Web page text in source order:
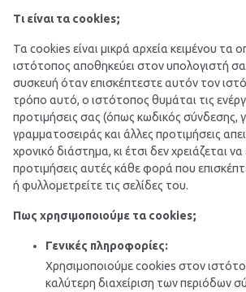
Τι είναι τα cookies;
Τα cookies είναι μικρά αρχεία κειμένου τα
ιστότοπος αποθηκεύει στον υπολογιστή
συσκευή όταν επισκέπτεστε αυτόν τον
τρόπο αυτό, ο ιστότοπος θυμάται τις
προτιμήσεις σας (όπως κωδικός σύνδεσης,
γραμματοσειράς και άλλες προτιμήσεις
χρονικό διάστημα, κι έτσι δεν χρειάζεται να
προτιμήσεις αυτές κάθε φορά που
ή φυλλομετρείτε τις σελίδες του.
Πως χρησιμοποιούμε τα cookies;
Γενικές πληροφορίες:
Χρησιμοποιούμε cookies στον
καλύτερη διαχείριση των περιόδων